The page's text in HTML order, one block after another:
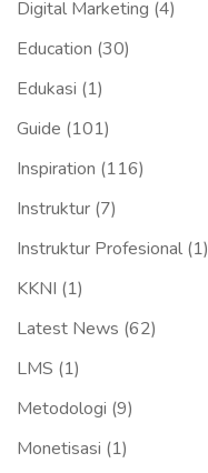
Digital Marketing (4)
Education (30)
Edukasi (1)
Guide (101)
Inspiration (116)
Instruktur (7)
Instruktur Profesional (1)
KKNI (1)
Latest News (62)
LMS (1)
Metodologi (9)
Monetisasi (1)